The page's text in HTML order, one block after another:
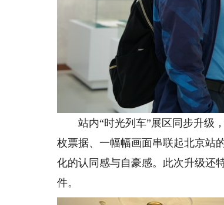
站内“时光列车”展区同步升级，
枚票据、一幅幅画面串联起北京站
化的认同感与自豪感。此次升级还
件。